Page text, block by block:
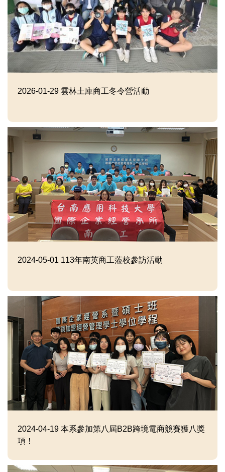
2026-01-29 雲林土庫商工冬令營活動
2024-05-01 113年南英商工蒞校參訪活動
2024-04-19 本系參加第八屆B2B跨境電商競賽獲八獎
項！